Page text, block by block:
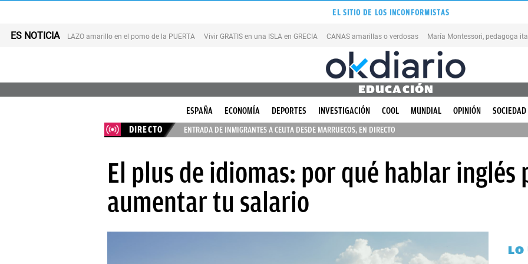
EL SITIO DE LOS INCONFORMISTAS
ES NOTICIA LAZO amarillo en el pomo de la PUERTA Vivir GRATIS en una ISLA en GRECIA CANAS amarillas o verdosas
EDUCACIÓN
ESPAÑA ECONOMÍA DEPORTES INVESTIGACIÓN COOL MUNDIAL OPINIÓN SOCIEDAD
DIRECTO
ENTRADA DE INMIGRANTES A CEUTA DESDE MARRUECOS, EN DIRECTO
El plus de idiomas: por qué hablar inglés
aumentar tu salario
LO